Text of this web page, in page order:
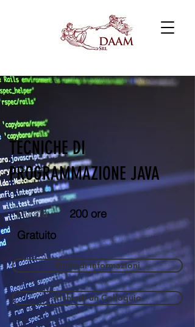
TECNICHE DI
PROGRAMMAZIONE JAVA
Durata
200 ore
Gratuito
Richiedi informazioni
Richiedi un Colloquio